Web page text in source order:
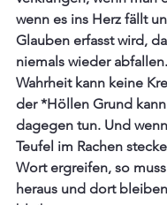
wenn es ins Herz fällt
Glauben erfasst wird,
niemals wieder
Wahrheit kann keine
der *Höllen Grund
dagegen tun. Und
Teufel im Rachen
Wort ergreifen, so
heraus und dort
bleibt.